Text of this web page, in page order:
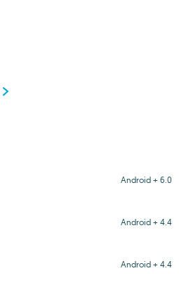
Android + 6.0
Android + 4.4
Android + 4.4